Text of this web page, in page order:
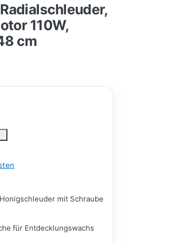
110W,
cm
selling price paid by customers for a product,
mit Schraube
für Entdecklungswachs